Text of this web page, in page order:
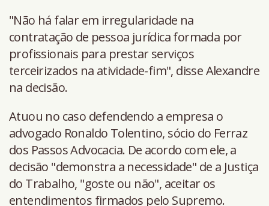
"Não há falar em irregularidade na
contratação de pessoa jurídica formada por
profissionais para prestar serviços
terceirizados na atividade-fim", disse Alexandre
na decisão.
Atuou no caso defendendo a empresa o
advogado Ronaldo Tolentino, sócio do Ferraz
dos Passos Advocacia. De acordo com ele, a
decisão "demonstra a necessidade" de a Justiça
do Trabalho, "goste ou não", aceitar os
entendimentos firmados pelo Supremo.